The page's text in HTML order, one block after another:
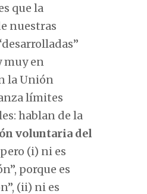
que la
nuestras
muy en
la Unión
límites
hablan de la
voluntaria del
(i) ni es
porque es
(ii) ni es